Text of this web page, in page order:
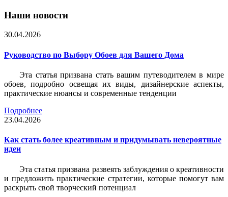
Наши новости
30.04.2026
Руководство по Выбору Обоев для Вашего Дома
Эта статья призвана стать вашим путеводителем в мире
обоев, подробно освещая их виды, дизайнерские аспекты,
практические нюансы и современные тенденции
Подробнее
23.04.2026
Как стать более креативным и придумывать невероятные
идеи
Эта статья призвана развеять заблуждения о креативности
и предложить практические стратегии, которые помогут вам
раскрыть свой творческий потенциал